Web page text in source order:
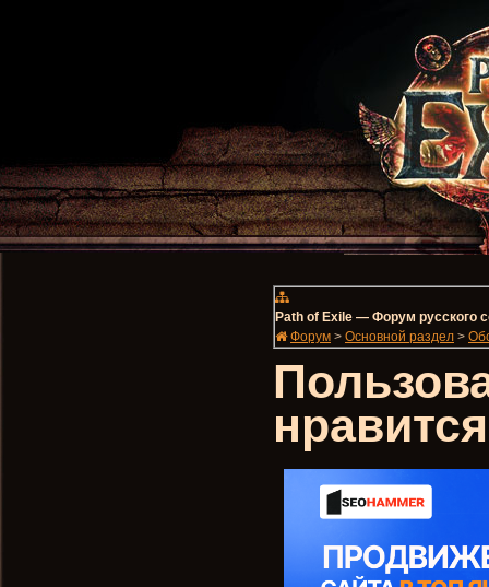
Path of Exile — Форум русского
Форум > Основной раздел >